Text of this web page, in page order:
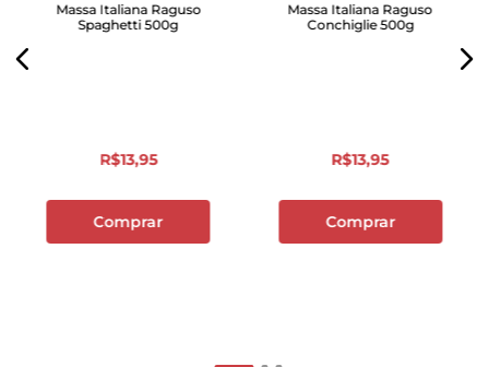
Massa Italiana Raguso
Spaghetti 500g
R$13,95
Comprar
Massa Italiana Raguso
Conchiglie 500g
R$13,95
Comprar